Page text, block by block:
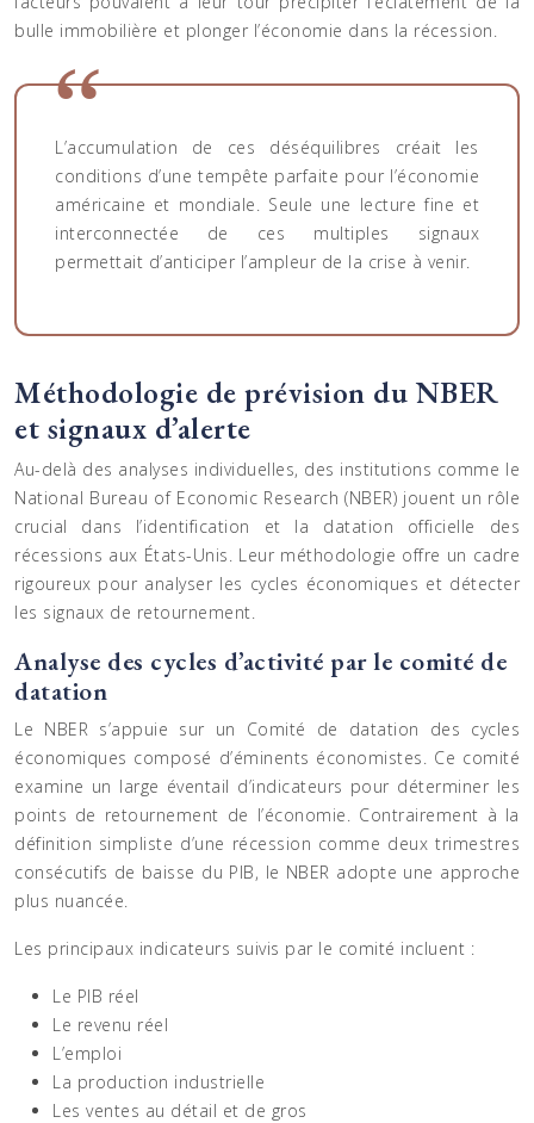
bulle immobilière et plonger l’économie dans la récession.
L’accumulation de ces déséquilibres créait les
conditions d’une tempête parfaite pour l’économie
américaine et mondiale. Seule une lecture fine et
interconnectée de ces multiples signaux
permettait d’anticiper l’ampleur de la crise à venir.
Méthodologie de prévision du NBER
et signaux d’alerte
Au-delà des analyses individuelles, des institutions comme le
National Bureau of Economic Research (NBER) jouent un rôle
crucial dans l’identification et la datation officielle des
récessions aux États-Unis. Leur méthodologie offre un cadre
rigoureux pour analyser les cycles économiques et détecter
les signaux de retournement.
Analyse des cycles d’activité par le comité de
datation
Le NBER s’appuie sur un Comité de datation des cycles
économiques composé d’éminents économistes. Ce comité
examine un large éventail d’indicateurs pour déterminer les
points de retournement de l’économie. Contrairement à la
définition simpliste d’une récession comme deux trimestres
consécutifs de baisse du PIB, le NBER adopte une approche
plus nuancée.
Les principaux indicateurs suivis par le comité incluent :
Le PIB réel
Le revenu réel
L’emploi
La production industrielle
Les ventes au détail et de gros